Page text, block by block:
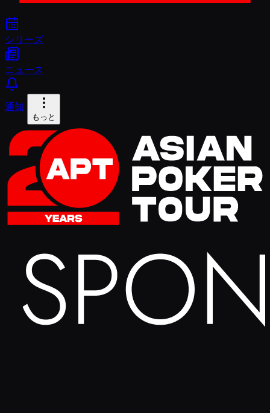
シリーズ
ニュース
通知
もっと